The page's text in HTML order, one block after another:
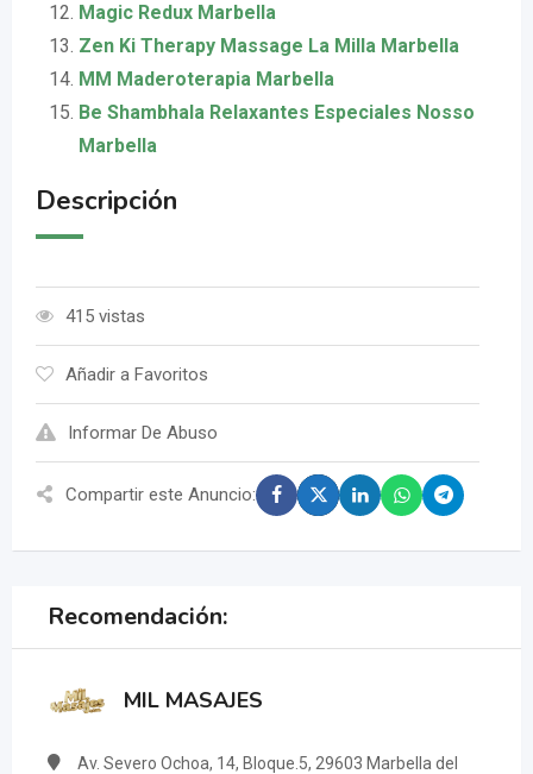
Magic Redux Marbella
Zen Ki Therapy Massage La Milla Marbella
MM Maderoterapia Marbella
Be Shambhala Relaxantes Especiales Nosso
Marbella
Descripción
415 vistas
Añadir a Favoritos
Informar De Abuso
Compartir este Anuncio:
Recomendación:
MIL MASAJES
Av. Severo Ochoa, 14, Bloque.5, 29603 Marbella del